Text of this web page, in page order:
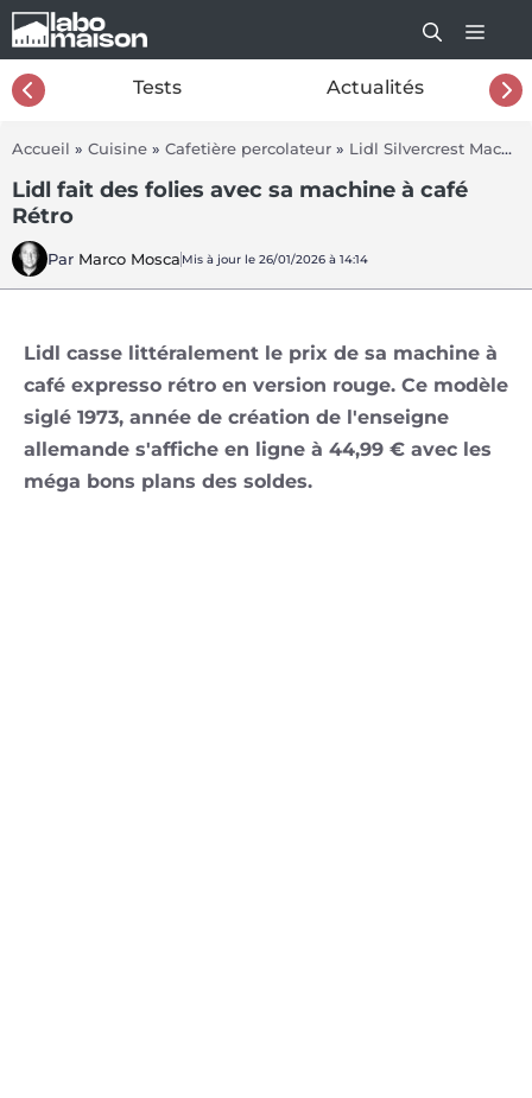
Aller
au
contenu
Tests Actualités
Accueil » Cuisine » Cafetière percolateur » Lidl Silvercrest Machine à café Retro 1973
Lidl fait des folies avec sa machine à café
Rétro
Par Marco Mosca Mis à jour le 26/01/2026 à 14:14
Lidl casse littéralement le prix de sa machine à
café expresso rétro en version rouge. Ce modèle
siglé 1973, année de création de l'enseigne
allemande s'affiche en ligne à 44,99 € avec les
méga bons plans des soldes.